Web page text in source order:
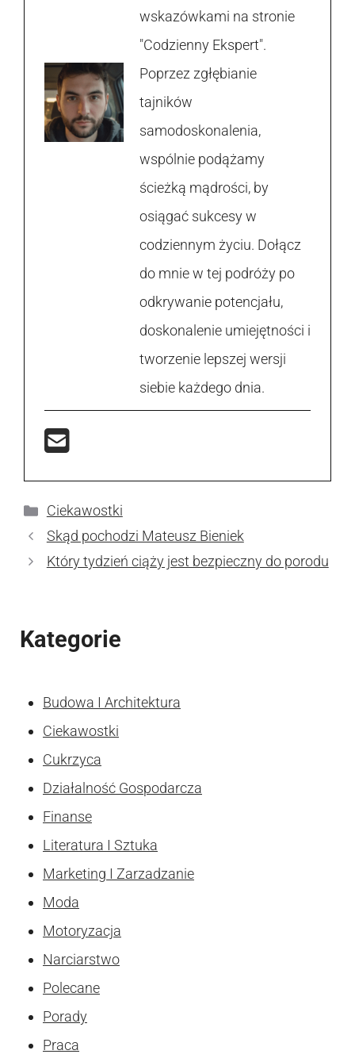
wskazówkami na stronie
"Codzienny Ekspert".
Poprzez zgłębianie
tajników
samodoskonalenia,
wspólnie podążamy
ścieżką mądrości, by
osiągać sukcesy w
codziennym życiu. Dołącz
do mnie w tej podróży po
odkrywanie potencjału,
doskonalenie umiejętności i
tworzenie lepszej wersji
siebie każdego dnia.
Kategorie
Ciekawostki
Skąd pochodzi Mateusz Bieniek
Który tydzień ciąży jest bezpieczny do porodu
Kategorie
Budowa I Architektura
Ciekawostki
Cukrzyca
Działalność Gospodarcza
Finanse
Literatura I Sztuka
Marketing I Zarzadzanie
Moda
Motoryzacja
Narciarstwo
Polecane
Porady
Praca